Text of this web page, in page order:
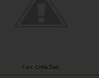
Foto: China Daily